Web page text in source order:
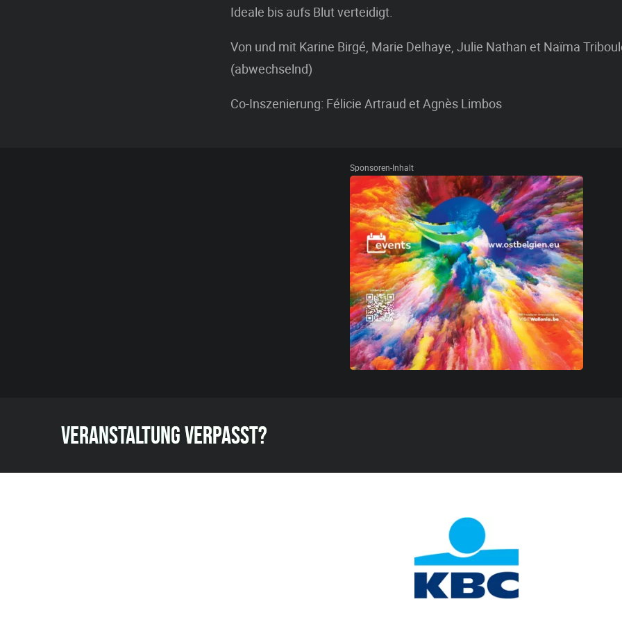
Ideale bis aufs Blut verteidigt.
Von und mit Karine Birgé, Marie Delhaye, Julie Nathan et Naïma
(abwechselnd)
Co-Inszenierung: Félicie Artraud et Agnès Limbos
Sponsoren-Inhalt
VERANSTALTUNG VERPASST?